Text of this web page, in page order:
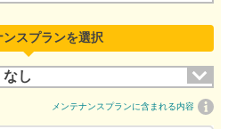
ンスプランを選択
なし
メンテナンスプランに含まれる内容